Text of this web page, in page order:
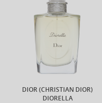
DIOR (CHRISTIAN DIOR)
DIORELLA